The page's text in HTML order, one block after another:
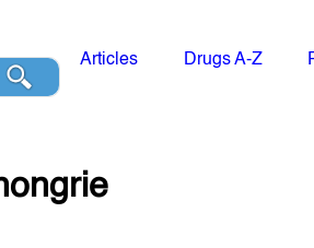
Articles Drugs A-Z